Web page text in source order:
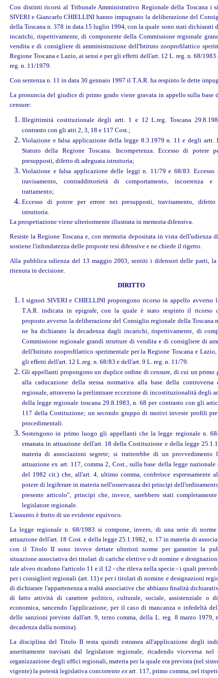
Con distinti ricorsi al Tribunale Amministrativo Regionale della Toscana i
SIVERI e Giancarlo CHIELLINI hanno impugnato la deliberazione del
della Toscana n. 378 in data 15 luglio 1994, con la quale sono stati dichiarati
incarichi, rispettivamente, di componente della Commissione regionale
vendita e di consigliere di amministrazione dell'Istituto zooprofilattico
Regione Toscana e Lazio, ai sensi e per gli effetti dell'art. 12 L. reg. n. 68/1983
reg. n. 11/1979.
Con sentenza n. 11 in data 30 gennaio 1997 il T.A.R. ha respinto le dette
La pronuncia del giudice di primo grado viene gravata in appello sulla base
censure:
Illegittimità costituzionale degli artt. 1 e 12 L.reg. Toscana
contrasto con gli atti 2, 3, 18 e 117 Cost.;
Violazione e falsa applicazione della legge 8.3.1979 n. 11 e degli artt.
Statuto della Regione Toscana. Incompetenza. Eccesso di potere
presupposti, difetto di adeguata istruttoria;
Violazione e falsa applicazione delle leggi n. 11/79 e 68/83. Eccesso
travisamento, contraddittorietà di comportamento, incoerenza
trattamento;
Eccesso di potere per errore nei presupposti, travisamento,
istruttoria.
La prospettazione viene ulteriormente illustrata in memoria difensiva.
Resiste la Regione Toscana e, con memoria depositata in vista dell'udienza
sostiene l'infondatezza delle proposte tesi difensive e ne chiede il rigetto.
Alla pubblica udienza del 13 maggio 2003, sentiti i difensori delle parti, la
ritenuta in decisione.
DIRITTO
I signori SIVERI e CHIELLINI propongono ricorso in appello avverso
T.A.R. indicata in epigrafe, con la quale è stato respinto il ricorso
proposto avverso la deliberazione del Consiglio regionale della Toscana
ne ha dichiarato la decadenza dagli incarichi, rispettivamente, di
Commissione regionale grandi strutture di vendita e di consigliere di
dell'Istituto zooprofilattico sperimentale per la Regione Toscana e Lazio,
gli effetti dell'art. 12 L.reg. n. 68/83 e dell'art. 9 L. reg. n. 11/79.
Gli appellanti propongono un duplice ordine di censure, di cui un primo
alla caducazione della stessa normativa alla base della controversa
regionale, attraverso la preliminare eccezione di incostituzionalità degli
della legge regionale toscana 29.8.1983, n. 68 per contrasto con gli
117 della Costituzione; un secondo gruppo di motivi investe profili
procedimentali.
Sostengono in primo luogo gli appellanti che la legge regionale n.
emanata in attuazione dell'art. 18 della Costituzione e della legge
materia di associazioni segrete; si tratterebbe di un provvedimento
attuazione ex art. 117, comma 2, Cost., sulla base della legge nazionale
del 1982 cit.) che, all'art. 4, ultimo comma, conferisce espressamente
potere di legiferare in materia nell'osservanza dei principi
presente articolo", principi che, invece, sarebbero stati
legislatore regionale.
L'assunto è frutto di un evidente equivoco.
La legge regionale n. 68/1983 si compone, invero, di una serie di
attuazione dell'art. 18 Cost. e della legge 25.1.1982, n. 17 in materia di
con il Titolo II sono invece dettate ulteriori norme per garantire la
situazione associativa dei titolari di cariche elettive o di nomine e
tale alveo ricadono l'articolo 11 e il 12 - che rileva nella specie - i quali
per i consiglieri regionali (art. 11) e per i titolari di nomine e designazioni
di dichiarare l'appartenenza a realtà associative che abbiano finalità
di fatto attività di carattere politico, culturale, sociale, assistenziale o
economica, sancendo l'applicazione, per il caso di mancanza o infedeltà
delle sanzioni previste dall'art. 9, terzo comma, della L. reg. 8 marzo 1979,
decadenza dalla nomina).
La disciplina del Titolo II resta quindi estranea all'applicazione degli
asseritamente travisati dal legislatore regionale, ricadendo viceversa nel
organizzazione degli uffici regionali, materia per la quale era prevista (nel
vigente) la potestà legislativa concorrenteex art. 117, primo comma, nel